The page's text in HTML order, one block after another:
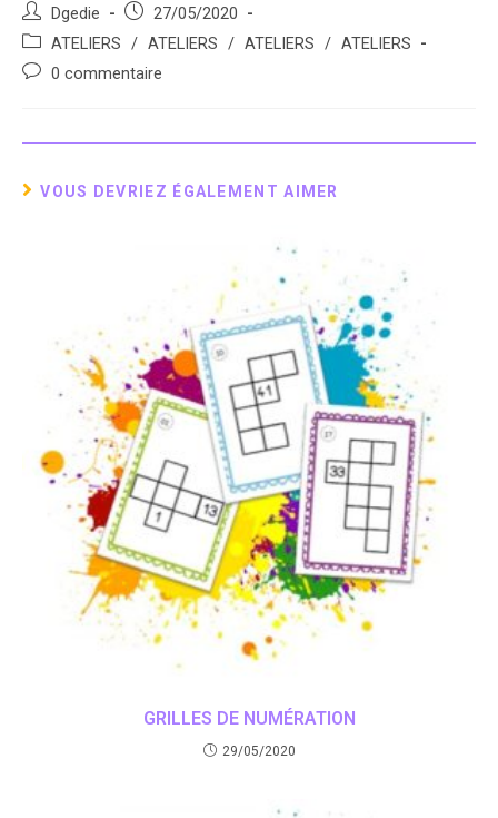
Auteur/autrice
de
publication :
Dgedie
Post
published:
27/05/2020
Post
category:
ATELIERS / ATELIERS / ATELIERS / ATELIERS
Post0 commentaire
VOUS DEVRIEZ ÉGALEMENT AIMER
GRILLES DE NUMÉRATION
29/05/2020